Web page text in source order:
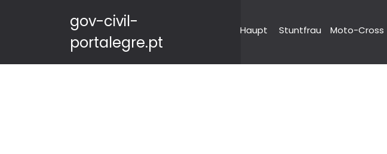
gov-civil-
portalegre.pt
Haupt Stuntfrau Moto-Cross